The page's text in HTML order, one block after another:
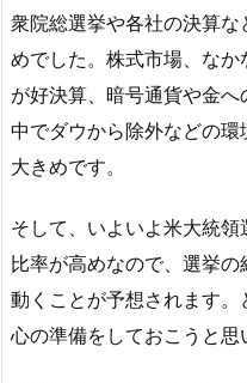
衆院総選挙や各社の決算
めでした。株式市場、な
が好決算、暗号通貨や金
中でダウから除外などの
大きめです。
そして、いよいよ米大統
比率が高めなので、選挙
動くことが予想されます。
心の準備をしておこうと思